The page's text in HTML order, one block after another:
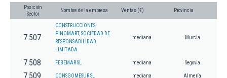
Posición
Sector
Nombre de la empresa Ventas (€) Provincia
7.507
CONSTRUCCIONES
PINOMART, SOCIEDAD DE
RESPONSABILIDAD
LIMITADA.
mediana Murcia
7.508 FEBEMAR SL mediana Segovia
7.509 CONSGOMESUR SL mediana Almería